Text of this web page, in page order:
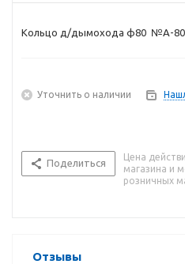
Кольцо д/дымохода ф80 №А-80
Уточнить о наличии
Поделиться
Цена
магазина и
розничных
Отзывы